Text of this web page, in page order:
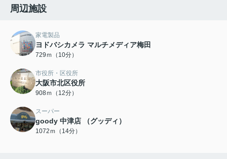
周辺施設
家電製品
ヨドバシカメラ マルチメディア梅田
729ｍ（10分）
市役所・区役所
大阪市北区役所
908ｍ（12分）
スーパー
goody 中津店 （グッディ）
1072ｍ（14分）